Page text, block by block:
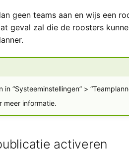
geen teams aan en wijs een
geval zal die de roosters
“Systeeminstellingen” >
meer informatie.
activeren